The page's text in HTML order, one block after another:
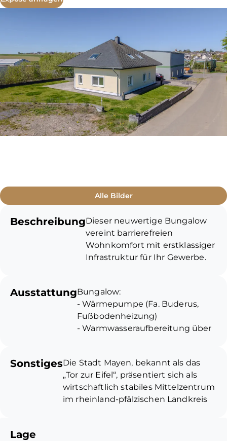
Alle Bilder
BeschreibungDieser neuwertige Bungalow
vereint barrierefreien
Wohnkomfort mit erstklassiger
Infrastruktur für Ihr Gewerbe.
modernste Technik und ein
durchdachtes Raumkonzept,
das komfortables Wohnen bis
ins hohe Alter garantiert.
als separate Einliegerwohnung
(vermietet) genutzt. Bei Bedarf
lässt sich dieser Bereich mit
baulichem Aufwand direkt in
AusstattungBungalow:
- Wärmepumpe (Fa. Buderus,
Fußbodenheizung)
- Warmwasseraufbereitung über
- Kunststofffenster,
dreifachverglast
SonstigesDie Stadt Mayen, bekannt als das
„Tor zur Eifel“, präsentiert sich als
wirtschaftlich stabiles Mittelzentrum
im rheinland-pfälzischen Landkreis
Lage